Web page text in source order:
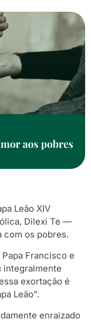
Leão XIV
Dilexi Te —
com os pobres.
Francisco e
integralmente
exortação é
Leão”.
enraizado